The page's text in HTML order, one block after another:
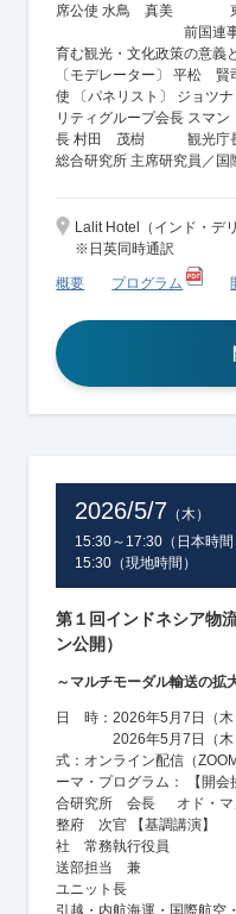
席公使 水鳥 真美 東北
前国連事務総長特
育む観光・文化政策の意義
〔モデレーター〕 平松
使 〔パネリスト〕 ジョツ
リティグループ会長 ス
長 村田 茂樹 観光庁
総合研究所 主席研究員／国
Lalit Hotel（インド・デ
※日英同時通訳
概要 プログラム
2026/5/7 （木）
15:30～17:30（日本時
15:30（現地時間）
第１回インドネシア物
ン公開）
～マルチモーダル輸送の拡
日 時：2026年5月7日（木
2026年5月7日（木）
式：オンライン配信（
ーマ・プログラム：
合研究所 会長 オド・マ
整府 次官 【基調講
社 常務執行役員
送部担当 兼 フ
ユニット長 （国